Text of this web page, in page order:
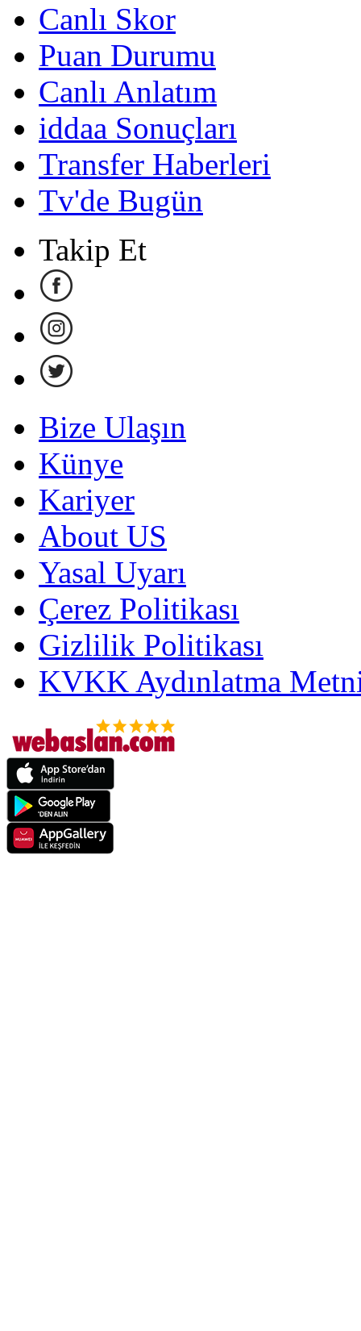
Canlı Skor
Puan Durumu
Canlı Anlatım
iddaa Sonuçları
Transfer Haberleri
Tv'de Bugün
Takip Et
Bize Ulaşın
Künye
Kariyer
About US
Yasal Uyarı
Çerez Politikası
Gizlilik Politikası
KVKK Aydınlatma